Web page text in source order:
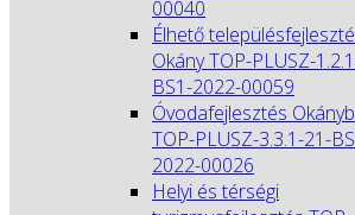
00040
Élhető
Okány TOP-PLUSZ-
BS1-2022-00059
Óvodafejlesztés
TOP-PLUSZ-3.3.1-21-
2022-00026
Helyi és térségi